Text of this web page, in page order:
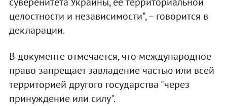
целостности и независимости", – говорится в
декларации.
В документе отмечается, что международное
право запрещает завладение частью или всей
территорией другого государства "через
принуждение или силу".